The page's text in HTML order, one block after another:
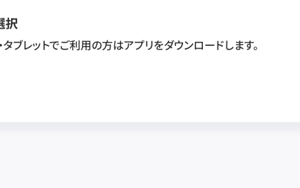
択
タブレットでご利用の方はアプリをダウンロードします。